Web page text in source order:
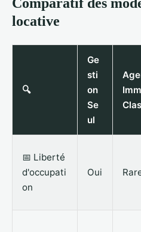
Comparatif des
locative
🔍
Ge
sti
on
Se
ul
📅 Liberté
d'occupati
on
Oui